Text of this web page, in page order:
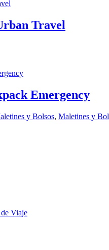
Travel
Emergency
y Bolsos, Maletines y